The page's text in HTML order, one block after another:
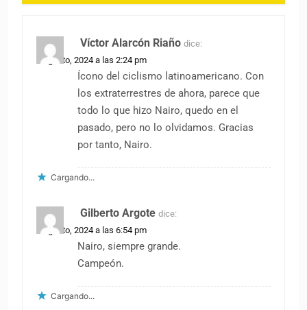
Víctor Alarcón Riaño dice:
7 agosto, 2024 a las 2:24 pm
Ícono del ciclismo latinoamericano. Con
los extraterrestres de ahora, parece que
todo lo que hizo Nairo, quedo en el
pasado, pero no lo olvidamos. Gracias
por tanto, Nairo.
Cargando...
Gilberto Argote dice:
7 agosto, 2024 a las 6:54 pm
Nairo, siempre grande.
Campeón.
Cargando...